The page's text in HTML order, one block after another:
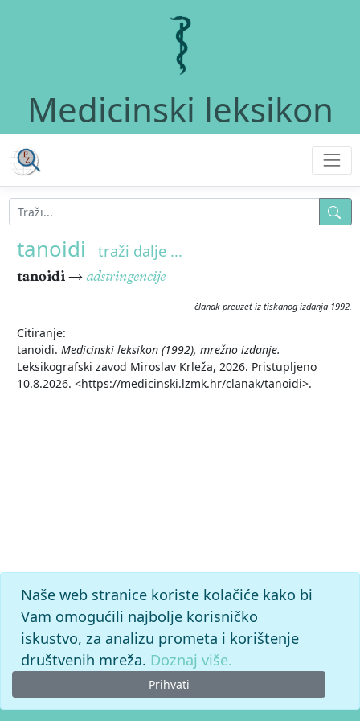
Medicinski leksikon
tanoidi traži dalje ...
tanoidi → adstringencije
članak preuzet iz tiskanog izdanja 1992.
Citiranje:
tanoidi. Medicinski leksikon (1992), mrežno izdanje.
Leksikografski zavod Miroslav Krleža, 2026. Pristupljeno
10.8.2026. <https://medicinski.lzmk.hr/clanak/tanoidi>.
Naše web stranice koriste kolačiće kako bi
Vam omogućili najbolje korisničko
iskustvo, za analizu prometa i korištenje
društvenih mreža. Doznaj više.
Prihvati
© 2026. -Leksikografski zavodMiroslav Krleža